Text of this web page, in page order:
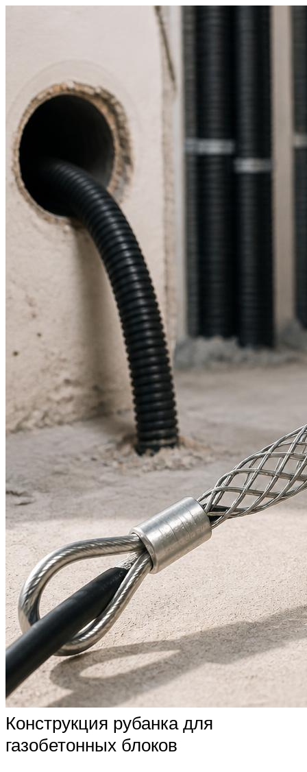
Конструкция рубанка для
газобетонных блоков